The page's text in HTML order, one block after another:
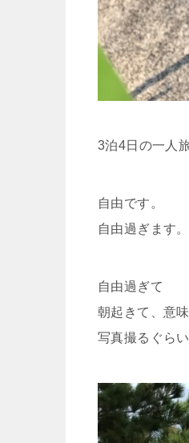
3泊4日の一人
自由です。
自由過ぎます。
自由過ぎて
朝起きて、意
写真撮るぐら